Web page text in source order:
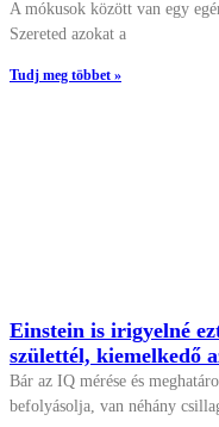
A mókusok között van egy
Szereted azokat a
Tudj meg többet »
Einstein is irigyelné
születtél, kiemelkedő
Bár az IQ mérése és
befolyásolja, van néhány